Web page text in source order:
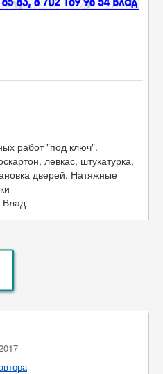
работ "под ключ".
левкас, штукатурка,
дверей. Натяжные
Влад